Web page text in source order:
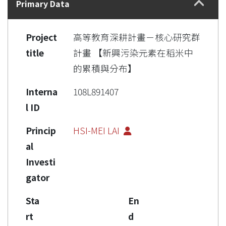
Primary Data
Project
title
高等教育深耕計畫－核心研究群
計畫 【新興污染元素在稻米中
的累積與分布】
Interna
l ID
108L891407
Princip
al
Investi
gator
HSI-MEI LAI
Sta
rt
En
d